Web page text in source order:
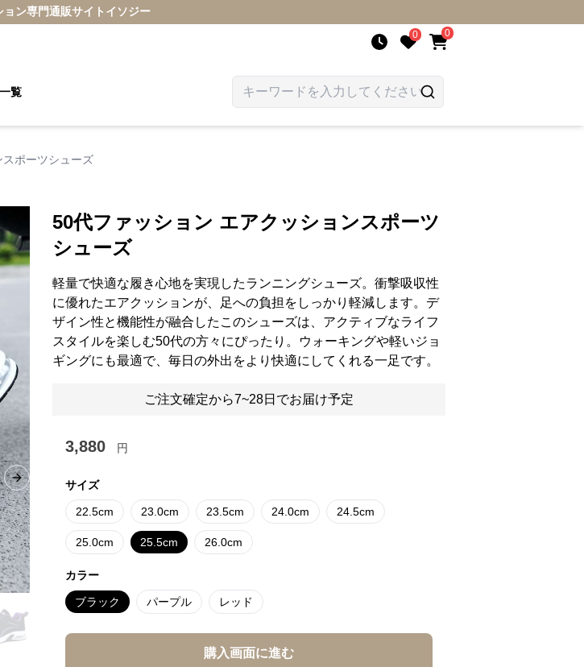
ョン専門通販サイト イソジー
0 0
覧
ポーツシューズ
Next slide
50代ファッション エアクッションスポーツ
シューズ
軽量で快適な履き心地を実現したランニングシューズ。衝撃吸収性
に優れたエアクッションが、足への負担をしっかり軽減します。デ
ザイン性と機能性が融合したこのシューズは、アクティブなライフ
スタイルを楽しむ50代の方々にぴったり。ウォーキングや軽いジョ
ギングにも最適で、毎日の外出をより快適にしてくれる一足です。
ご注文確定から7~28日でお届け予定
3,880 円
サイズ
22.5cm 23.0cm 23.5cm 24.0cm 24.5cm
25.0cm 25.5cm 26.0cm
カラー
ブラック パープル レッド
購入画面に進む